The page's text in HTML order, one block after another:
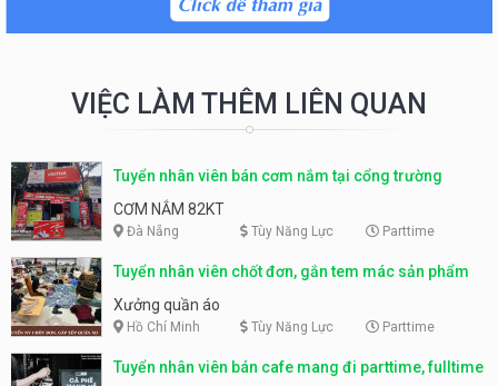
VIỆC LÀM THÊM LIÊN QUAN
Tuyển nhân viên bán cơm nắm tại cổng trường
CƠM NẮM 82KT
Đà Nẵng Tùy Năng Lực Parttime
Tuyển nhân viên chốt đơn, gắn tem mác sản phẩm
Xưởng quần áo
Hồ Chí Minh Tùy Năng Lực Parttime
Tuyển nhân viên bán cafe mang đi parttime, fulltime